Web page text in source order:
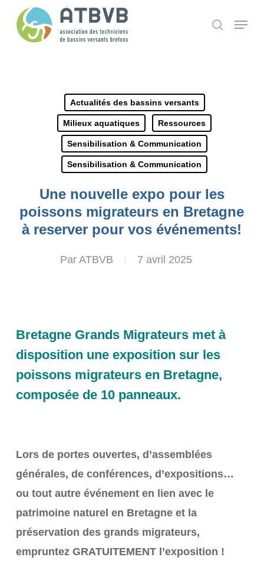
search
Menu
Actualités des bassins versants
Milieux aquatiques Ressources
Sensibilisation & Communication
Sensibilisation & Communication
Une nouvelle expo pour les
poissons migrateurs en Bretagne
à reserver pour vos événements!
Par ATBVB 7 avril 2025
Bretagne Grands Migrateurs met à
disposition une exposition sur les
poissons migrateurs en Bretagne,
composée de 10 panneaux.
Lors de portes ouvertes, d’assemblées
générales, de conférences, d’expositions…
ou tout autre événement en lien avec le
patrimoine naturel en Bretagne et la
préservation des grands migrateurs,
empruntez GRATUITEMENT l’exposition !
Panneau de gestion des cookies